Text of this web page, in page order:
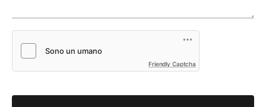
Friendly Captcha